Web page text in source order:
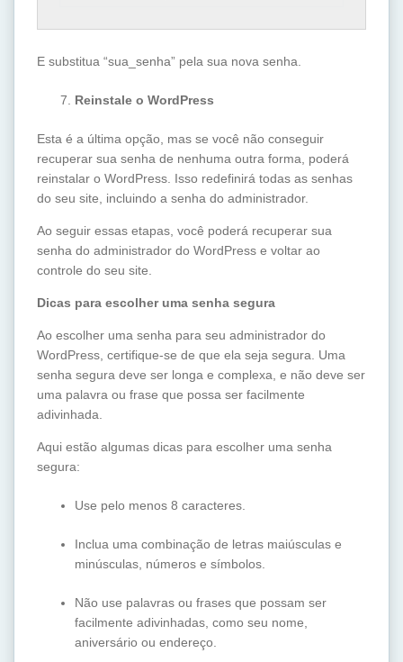
E substitua “sua_senha” pela sua nova senha.
Reinstale o WordPress
Esta é a última opção, mas se você não conseguir
recuperar sua senha de nenhuma outra forma, poderá
reinstalar o WordPress. Isso redefinirá todas as senhas
do seu site, incluindo a senha do administrador.
Ao seguir essas etapas, você poderá recuperar sua
senha do administrador do WordPress e voltar ao
controle do seu site.
Dicas para escolher uma senha segura
Ao escolher uma senha para seu administrador do
WordPress, certifique-se de que ela seja segura. Uma
senha segura deve ser longa e complexa, e não deve ser
uma palavra ou frase que possa ser facilmente
adivinhada.
Aqui estão algumas dicas para escolher uma senha
segura:
Use pelo menos 8 caracteres.
Inclua uma combinação de letras maiúsculas e
minúsculas, números e símbolos.
Não use palavras ou frases que possam ser
facilmente adivinhadas, como seu nome,
aniversário ou endereço.